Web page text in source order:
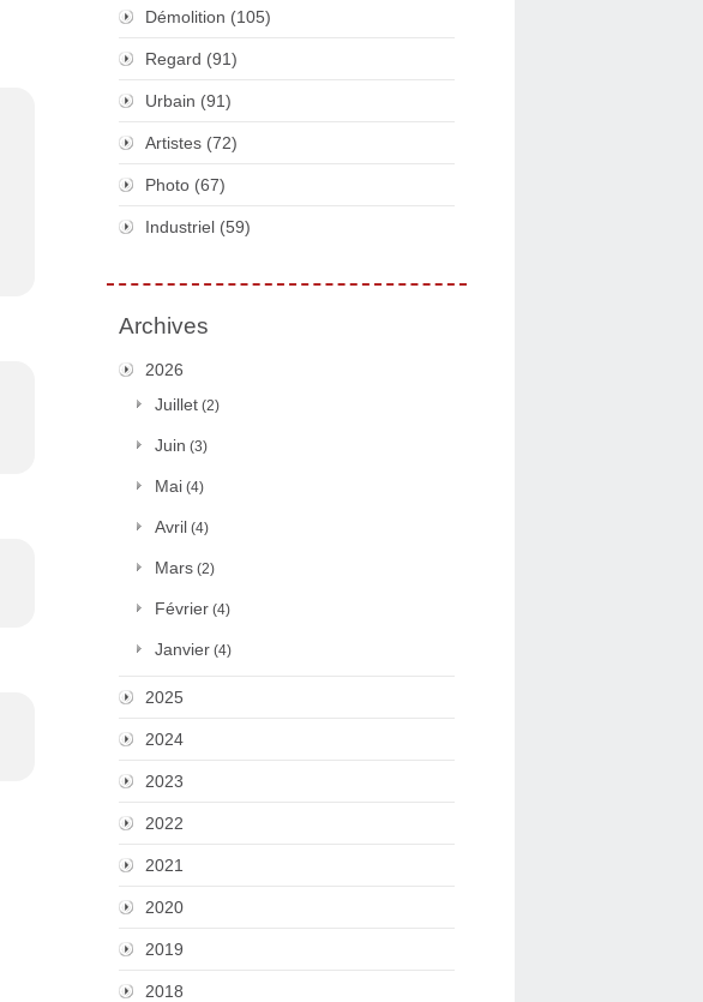
Démolition (105)
Regard (91)
Urbain (91)
Artistes (72)
Photo (67)
Industriel (59)
Archives
2026
Juillet (2)
Juin (3)
Mai (4)
Avril (4)
Mars (2)
Février (4)
Janvier (4)
2025
2024
2023
2022
2021
2020
2019
2018